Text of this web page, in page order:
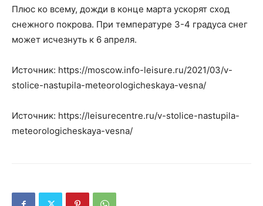
Плюс ко всему, дожди в конце марта ускорят сход
снежного покрова. При температуре 3-4 градуса снег
может исчезнуть к 6 апреля.
Источник: https://moscow.info-leisure.ru/2021/03/v-
stolice-nastupila-meteorologicheskaya-vesna/
Источник: https://leisurecentre.ru/v-stolice-nastupila-
meteorologicheskaya-vesna/